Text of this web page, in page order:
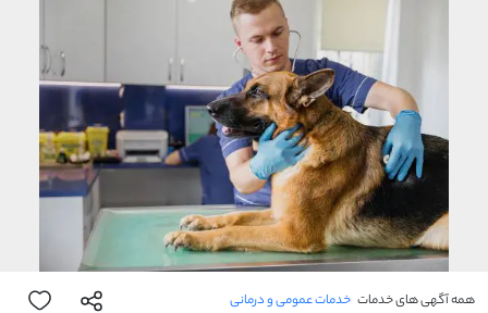
همه آگهی های خدمات خدمات عمومی و درمانی